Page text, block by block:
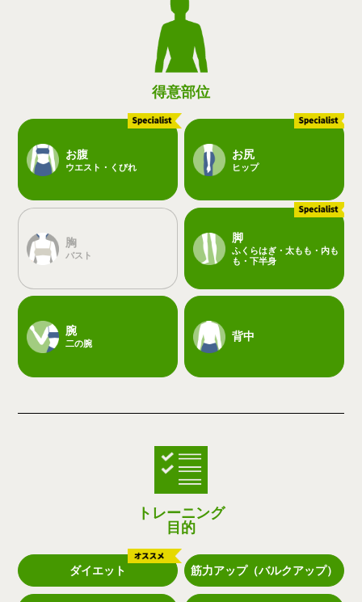
得意部位
お腹
ウエスト・くびれ
お尻
ヒップ
胸
バスト
脚
ふくらはぎ・太もも・内も
も・下半身
腕
二の腕
背中
トレーニング
目的
ダイエット 筋力アップ（バルクアップ）